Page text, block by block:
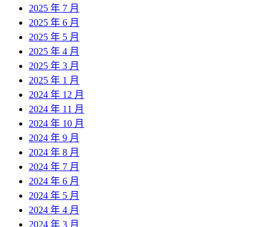
2025 年 7 月
2025 年 6 月
2025 年 5 月
2025 年 4 月
2025 年 3 月
2025 年 1 月
2024 年 12 月
2024 年 11 月
2024 年 10 月
2024 年 9 月
2024 年 8 月
2024 年 7 月
2024 年 6 月
2024 年 5 月
2024 年 4 月
2024 年 3 月